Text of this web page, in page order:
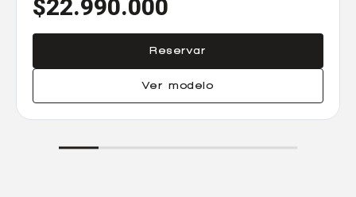
$22.990.000
Reservar
Ver modelo